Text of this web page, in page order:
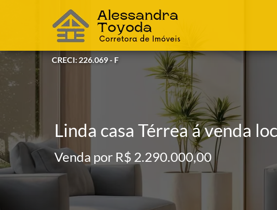
CRECI: 226.069 - F
Linda casa Térrea á venda
Venda por R$ 2.290.000,00